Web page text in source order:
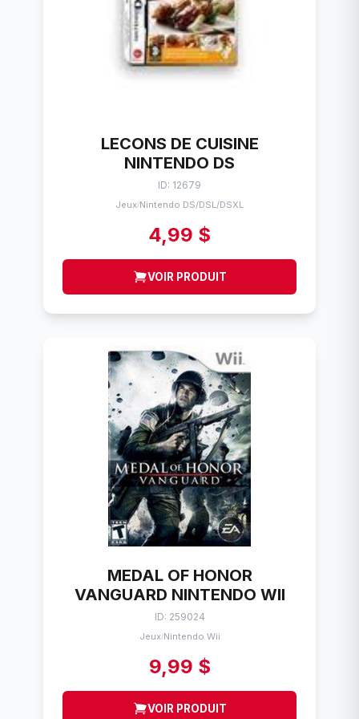
LECONS DE CUISINE
NINTENDO DS
ID: 12679
Jeux/Nintendo DS/DSL/DSXL
4,99 $
VOIR PRODUIT
MEDAL OF HONOR
VANGUARD NINTENDO WII
ID: 259024
Jeux/Nintendo Wii
9,99 $
VOIR PRODUIT